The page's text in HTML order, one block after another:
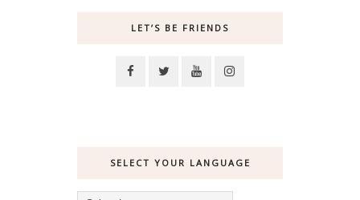
LET’S BE FRIENDS
SELECT YOUR LANGUAGE